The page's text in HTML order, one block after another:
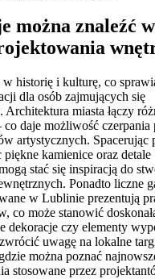
można znaleźć w
historię i kulturę, co
dla osób zajmujących się
miasta łączy
daje możliwość czerpania
artystycznych. Spacerując
kamienice oraz detale
stać się inspiracją do
Ponadto liczne
w Lublinie prezentują
co może stanowić
dekoracje czy elementy
uwagę na lokalne
można poznać
stosowane przez